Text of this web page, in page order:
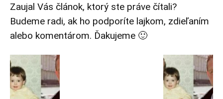
Zaujal Vás článok, ktorý ste práve čítali?
Budeme radi, ak ho podporíte lajkom, zdieľaním
alebo komentárom. Ďakujeme 🙂